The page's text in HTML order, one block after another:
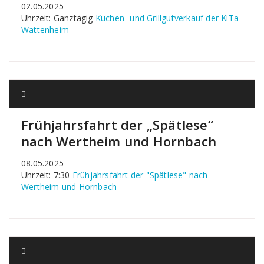
02.05.2025
Uhrzeit: Ganztägig Kuchen- und Grillgutverkauf der KiTa
Wattenheim
Frühjahrsfahrt der „Spätlese“
nach Wertheim und Hornbach
08.05.2025
Uhrzeit: 7:30 Frühjahrsfahrt der "Spätlese" nach
Wertheim und Hornbach